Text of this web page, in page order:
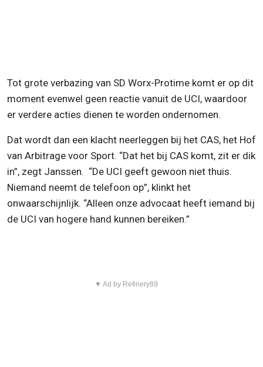
Tot grote verbazing van SD Worx-Protime komt er op dit
moment evenwel geen reactie vanuit de UCI, waardoor
er verdere acties dienen te worden ondernomen.
Dat wordt dan een klacht neerleggen bij het CAS, het Hof
van Arbitrage voor Sport. “Dat het bij CAS komt, zit er dik
in”, zegt Janssen. “De UCI geeft gewoon niet thuis.
Niemand neemt de telefoon op”, klinkt het
onwaarschijnlijk. “Alleen onze advocaat heeft iemand bij
de UCI van hogere hand kunnen bereiken.”
▼ Ad by Refinery89